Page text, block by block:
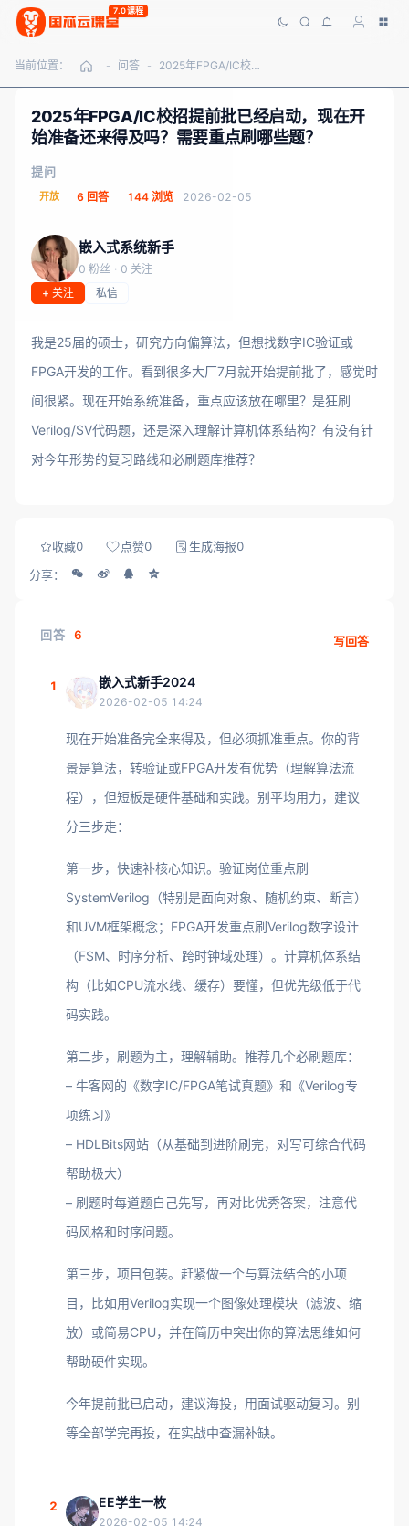
7.0课程
当前位置： - 问答 - 2025年FPGA/IC校招提前批已经启动，现在开始准备还来得及吗？需要重点刷哪些题？
2025年FPGA/IC校招提前批已经启动，现在开
始准备还来得及吗？需要重点刷哪些题？
提问
开放 6 回答 144 浏览 2026-02-05
嵌入式系统新手
0 粉丝 · 0 关注
+ 关注
私信
我是25届的硕士，研究方向偏算法，但想找数字IC验证或
FPGA开发的工作。看到很多大厂7月就开始提前批了，感觉时
间很紧。现在开始系统准备，重点应该放在哪里？是狂刷
Verilog/SV代码题，还是深入理解计算机体系结构？有没有针
对今年形势的复习路线和必刷题库推荐？
收藏0 点赞0 生成海报0
分享：
回答 6 写回答
1 嵌入式新手2024
2026-02-05 14:24
现在开始准备完全来得及，但必须抓准重点。你的背
景是算法，转验证或FPGA开发有优势（理解算法流
程），但短板是硬件基础和实践。别平均用力，建议
分三步走：
第一步，快速补核心知识。验证岗位重点刷
SystemVerilog（特别是面向对象、随机约束、断言）
和UVM框架概念；FPGA开发重点刷Verilog数字设计
（FSM、时序分析、跨时钟域处理）。计算机体系结
构（比如CPU流水线、缓存）要懂，但优先级低于代
码实践。
第二步，刷题为主，理解辅助。推荐几个必刷题库：
– 牛客网的《数字IC/FPGA笔试真题》和《Verilog专
项练习》
– HDLBits网站（从基础到进阶刷完，对写可综合代码
帮助极大）
– 刷题时每道题自己先写，再对比优秀答案，注意代
码风格和时序问题。
第三步，项目包装。赶紧做一个与算法结合的小项
目，比如用Verilog实现一个图像处理模块（滤波、缩
放）或简易CPU，并在简历中突出你的算法思维如何
帮助硬件实现。
今年提前批已启动，建议海投，用面试驱动复习。别
等全部学完再投，在实战中查漏补缺。
2 EE学生一枚
2026-02-05 14:24